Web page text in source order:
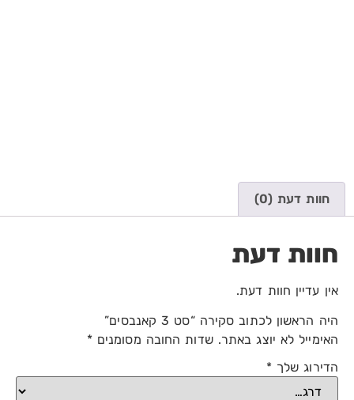
חוות דעת (0)
חוות דעת
אין עדיין חוות דעת.
היה הראשון לכתוב סקירה “סט 3 קאנבסים”
האימייל לא יוצג באתר. שדות החובה מסומנים*
הדירוג שלך*